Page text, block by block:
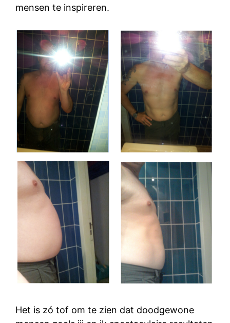
mensen te inspireren.
Het is zó tof om te zien dat doodgewone